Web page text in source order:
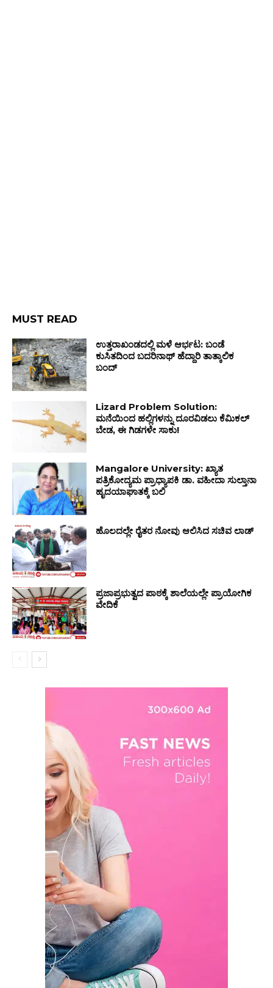
MUST READ
ಉತ್ತರಾಖಂಡದಲ್ಲಿ ಮಳೆ ಆರ್ಭಟ: ಬಂಡೆ
ಕುಸಿತದಿಂದ ಬದರಿನಾಥ್ ಹೆದ್ದಾರಿ ತಾತ್ಕಾಲಿಕ
ಬಂದ್
Lizard Problem Solution:
ಮನೆಯಿಂದ ಹಲ್ಲಿಗಳನ್ನು ದೂರವಿಡಲು ಕೆಮಿಕಲ್
ಬೇಡ, ಈ ಗಿಡಗಳೇ ಸಾಕು!
Mangalore University: ಖ್ಯಾತ
ಪತ್ರಿಕೋದ್ಯಮ ಪ್ರಾಧ್ಯಾಪಕಿ ಡಾ. ವಹೀದಾ ಸುಲ್ತಾನಾ
ಹೃದಯಾಘಾತಕ್ಕೆ ಬಲಿ
ಹೊಲದಲ್ಲೇ ರೈತರ ನೋವು ಆಲಿಸಿದ ಸಚಿವ ಲಾಡ್
ಪ್ರಜಾಪ್ರಭುತ್ವದ ಪಾಠಕ್ಕೆ ಶಾಲೆಯಲ್ಲೇ ಪ್ರಾಯೋಗಿಕ
ವೇದಿಕೆ